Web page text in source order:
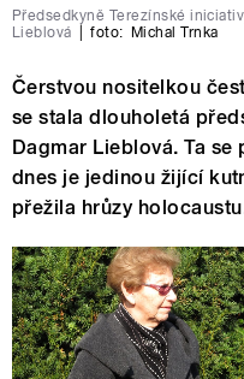
Předsedkyně Terezínské
Lieblová
foto: Michal Trnka
Čerstvou nositelkou
se stala dlouholetá
Dagmar Lieblová. Ta se
dnes je jedinou žijící
přežila hrůzy